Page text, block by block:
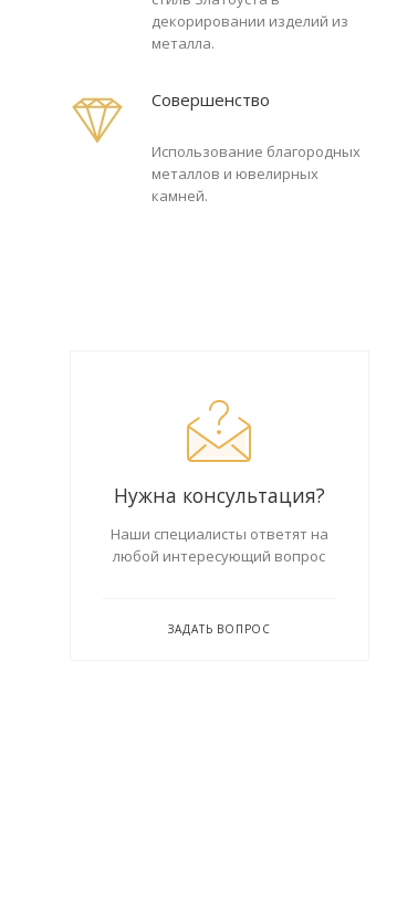
декорировании изделий из
металла.
Совершенство
Использование благородных
металлов и ювелирных
камней.
Нужна консультация?
Наши специалисты ответят на
любой интересующий вопрос
ЗАДАТЬ ВОПРОС